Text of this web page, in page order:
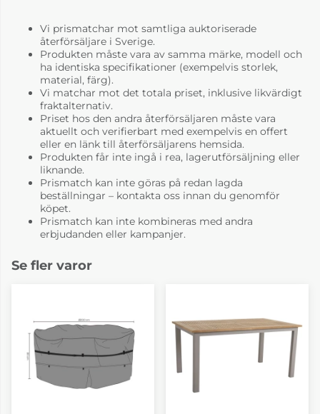
Vi prismatchar mot samtliga auktoriserade
återförsäljare i Sverige.
Produkten måste vara av samma märke, modell och
ha identiska specifikationer (exempelvis storlek,
material, färg).
Vi matchar mot det totala priset, inklusive likvärdigt
fraktalternativ.
Priset hos den andra återförsäljaren måste vara
aktuellt och verifierbart med exempelvis en offert
eller en länk till återförsäljarens hemsida.
Produkten får inte ingå i rea, lagerutförsäljning eller
liknande.
Prismatch kan inte göras på redan lagda
beställningar – kontakta oss innan du genomför
köpet.
Prismatch kan inte kombineras med andra
erbjudanden eller kampanjer.
Se fler varor